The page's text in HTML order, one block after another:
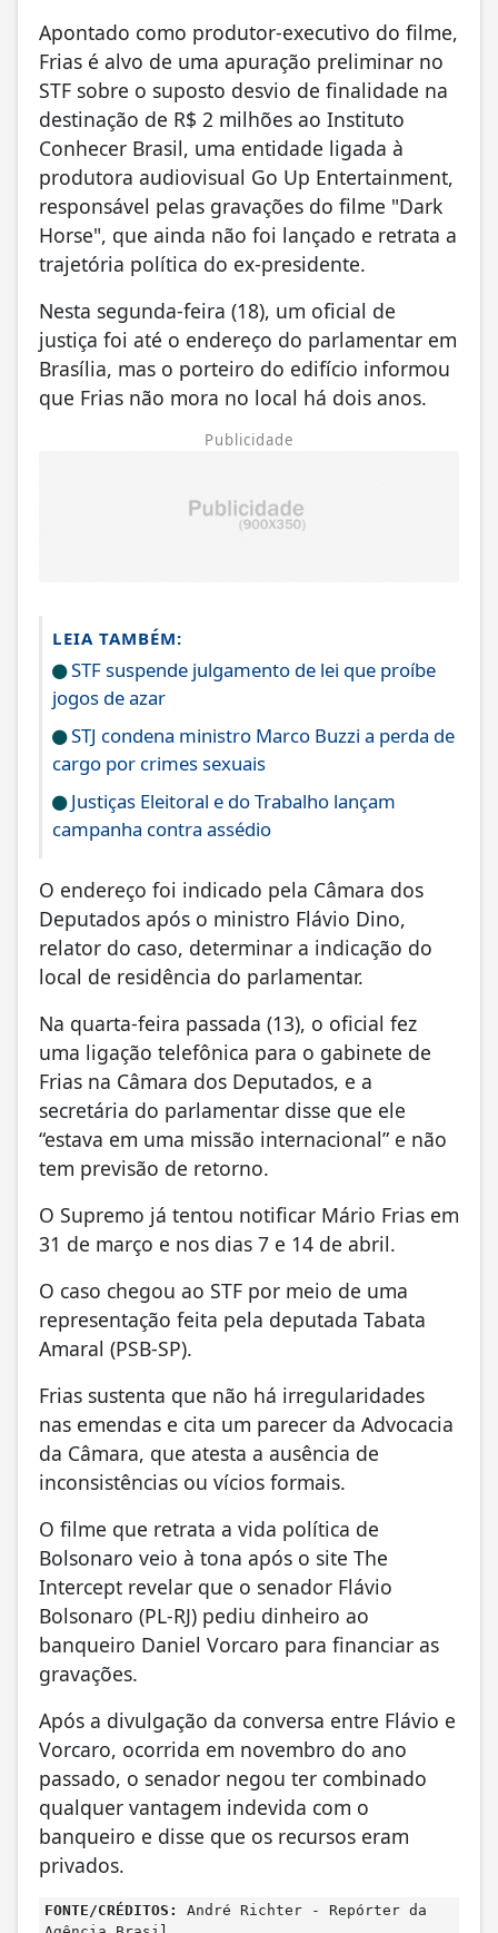
Apontado como produtor-executivo do filme,
Frias é alvo de uma apuração preliminar no
STF sobre o suposto desvio de finalidade na
destinação de R$ 2 milhões ao Instituto
Conhecer Brasil, uma entidade ligada à
produtora audiovisual Go Up Entertainment,
responsável pelas gravações do filme "Dark
Horse", que ainda não foi lançado e retrata a
trajetória política do ex-presidente.
Nesta segunda-feira (18), um oficial de
justiça foi até o endereço do parlamentar em
Brasília, mas o porteiro do edifício informou
que Frias não mora no local há dois anos.
Publicidade
LEIA TAMBÉM:
STF suspende julgamento de lei que proíbe
jogos de azar
STJ condena ministro Marco Buzzi a perda de
cargo por crimes sexuais
Justiças Eleitoral e do Trabalho lançam
campanha contra assédio
O endereço foi indicado pela Câmara dos
Deputados após o ministro Flávio Dino,
relator do caso, determinar a indicação do
local de residência do parlamentar.
Na quarta-feira passada (13), o oficial fez
uma ligação telefônica para o gabinete de
Frias na Câmara dos Deputados, e a
secretária do parlamentar disse que ele
“estava em uma missão internacional” e não
tem previsão de retorno.
O Supremo já tentou notificar Mário Frias em
31 de março e nos dias 7 e 14 de abril.
O caso chegou ao STF por meio de uma
representação feita pela deputada Tabata
Amaral (PSB-SP).
Frias sustenta que não há irregularidades
nas emendas e cita um parecer da Advocacia
da Câmara, que atesta a ausência de
inconsistências ou vícios formais.
O filme que retrata a vida política de
Bolsonaro veio à tona após o site The
Intercept revelar que o senador Flávio
Bolsonaro (PL-RJ) pediu dinheiro ao
banqueiro Daniel Vorcaro para financiar as
gravações.
Após a divulgação da conversa entre Flávio e
Vorcaro, ocorrida em novembro do ano
passado, o senador negou ter combinado
qualquer vantagem indevida com o
banqueiro e disse que os recursos eram
privados.
FONTE/CRÉDITOS:
André Richter - Repórter da